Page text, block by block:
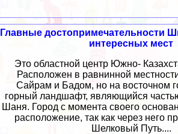
Главные достопримечательности
интересных мест
Это областной центр Южно-
Расположен в равнинной
Сайрам и Бадом, но на восточном
горный ландшафт, являющийся
Шаня. Город с момента своего
расположение, так как через него
Шелковый Путь....